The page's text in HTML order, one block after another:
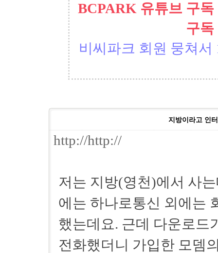
BCPARK 유튜브 구
구독
비씨파크 회원 뭉쳐서
지방이라고 인
http://http://
저는 지방(영천)에서 사
에는 하나로통신 외에는
했는데요. 근데 다운로드
전화했더니 가입한 모뎀